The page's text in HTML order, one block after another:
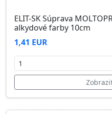
ELIT-SK Súprava
alkydové farby 10cm
1,41 EUR